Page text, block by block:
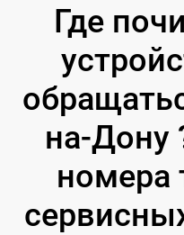
Где
на-Дону
номера